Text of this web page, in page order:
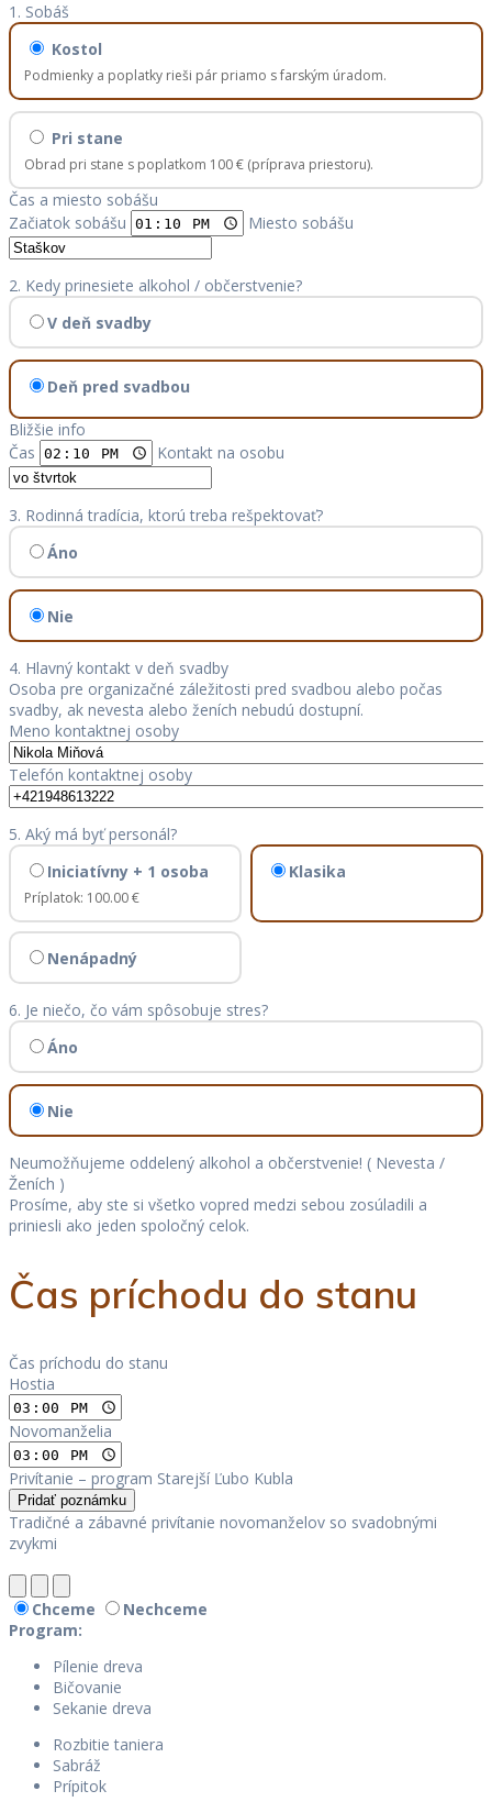
1. Sobáš
Kostol
Podmienky a poplatky rieši pár priamo s farským úradom.
Pri stane
Obrad pri stane s poplatkom 100 € (príprava priestoru).
Čas a miesto sobášu
Začiatok sobášu
Miesto sobášu
2. Kedy prinesiete alkohol / občerstvenie?
V deň svadby
Deň pred svadbou
Bližšie info
Čas
Kontakt na osobu
3. Rodinná tradícia, ktorú treba rešpektovať?
Áno
Nie
4. Hlavný kontakt v deň svadby
Osoba pre organizačné záležitosti pred svadbou alebo počas
svadby, ak nevesta alebo ženích nebudú dostupní.
Meno kontaktnej osoby
Telefón kontaktnej osoby
5. Aký má byť personál?
Iniciatívny + 1 osoba
Príplatok: 100.00 €
Klasika
Nenápadný
6. Je niečo, čo vám spôsobuje stres?
Áno
Nie
Neumožňujeme oddelený alkohol a občerstvenie! ( Nevesta /
Ženích )
Prosíme, aby ste si všetko vopred medzi sebou zosúladili a
priniesli ako jeden spoločný celok.
Čas príchodu do stanu
Čas príchodu do stanu
Hostia
Novomanželia
Privítanie – program Starejší Ľubo Kubla
Pridať poznámku
Tradičné a zábavné privítanie novomanželov so svadobnými
zvykmi
Chceme
Nechceme
Program:
Pílenie dreva
Bičovanie
Sekanie dreva
Rozbitie taniera
Sabráž
Prípitok